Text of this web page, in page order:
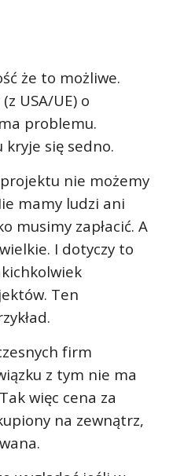
że to możliwe.
USA/UE) o
problemu.
kryje się sedno.
nie możemy
mamy ludzi ani
musimy zapłacić. A
I dotyczy to
Ten
firm
z tym nie ma
więc cena za
na zewnątrz,